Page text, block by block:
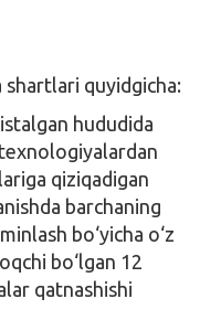
shartlari quyidgicha:
hududida
qiziqadigan
barchaning
bo‘yicha o‘z
bo‘lgan 12
qatnashishi